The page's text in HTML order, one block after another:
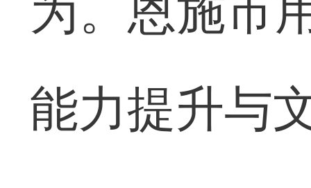
为。恩施市
能力提升与